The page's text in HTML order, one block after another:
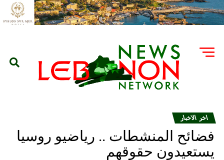
اخر الاخبار
فضائح المنشطات .. رياضيو روسيا
يستعيدون حقوقهم